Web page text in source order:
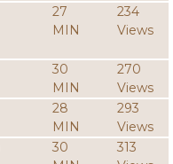
27
MIN
234
Views
30
MIN
270
Views
28
MIN
293
Views
30
313